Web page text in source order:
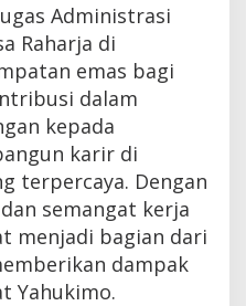
Administrasi
Raharja di
emas bagi
dalam
kepada
karir di
terpercaya. Dengan
semangat kerja
menjadi bagian dari
dampak
Yahukimo.